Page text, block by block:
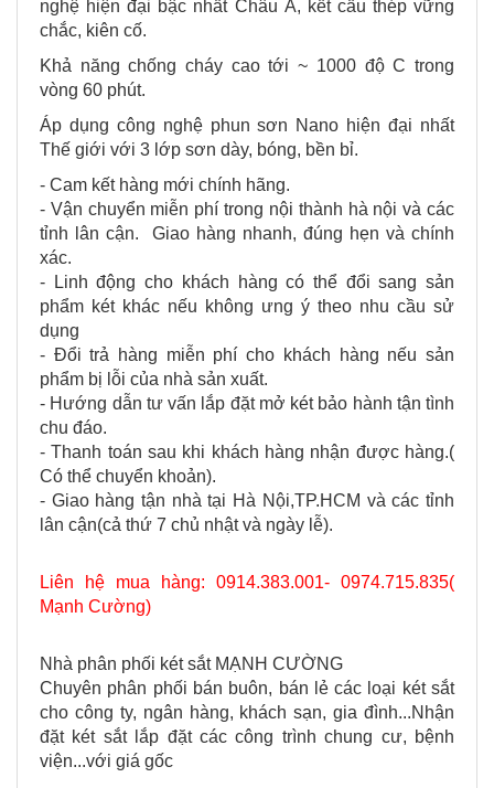
nghệ hiện đại bậc nhất Châu Á, kết cấu thép vững
chắc, kiên cố.
Khả năng chống cháy cao tới ~ 1000 độ C trong
vòng 60 phút.
Áp dụng công nghệ phun sơn Nano hiện đại nhất
Thế giới với 3 lớp sơn dày, bóng, bền bỉ.
- Cam kết hàng mới chính hãng.
- Vận chuyển miễn phí trong nội thành hà nội và các
tỉnh lân cận. Giao hàng nhanh, đúng hẹn và chính
xác.
- Linh động cho khách hàng có thể đổi sang sản
phẩm két khác nếu không ưng ý theo nhu cầu sử
dụng
- Đổi trả hàng miễn phí cho khách hàng nếu sản
phẩm bị lỗi của nhà sản xuất.
- Hướng dẫn tư vấn lắp đặt mở két bảo hành tận tình
chu đáo.
- Thanh toán sau khi khách hàng nhận được hàng.(
Có thể chuyển khoản).
- Giao hàng tận nhà tại Hà Nội,TP.HCM và các tỉnh
lân cận(cả thứ 7 chủ nhật và ngày lễ).
Liên hệ mua hàng: 0914.383.001- 0974.715.835(
Mạnh Cường)
Nhà phân phối két sắt MẠNH CƯỜNG
Chuyên phân phối bán buôn, bán lẻ các loại két sắt
cho công ty, ngân hàng, khách sạn, gia đình...Nhận
đặt két sắt lắp đặt các công trình chung cư, bệnh
viện...với giá gốc